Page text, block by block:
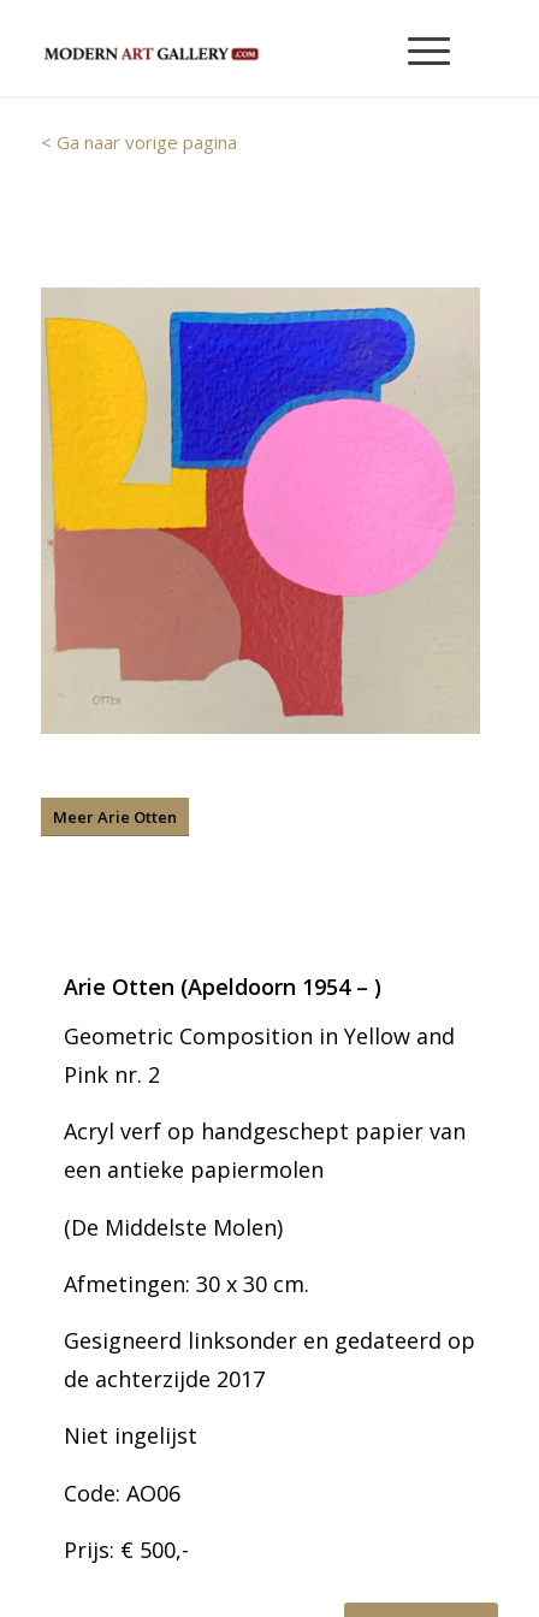
< Ga naar vorige pagina
Meer Arie Otten
Arie Otten (Apeldoorn 1954 – )
Geometric Composition in Yellow and
Pink nr. 2
Acryl verf op handgeschept papier van
een antieke papiermolen
(De Middelste Molen)
Afmetingen: 30 x 30 cm.
Gesigneerd linksonder en gedateerd op
de achterzijde 2017
Niet ingelijst
Code: AO06
Prijs: € 500,-